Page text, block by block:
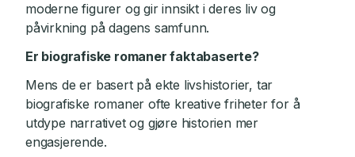
moderne figurer og gir innsikt i deres liv og
påvirkning på dagens samfunn.
Er biografiske romaner faktabaserte?
Mens de er basert på ekte livshistorier, tar
biografiske romaner ofte kreative friheter for å
utdype narrativet og gjøre historien mer
engasjerende.